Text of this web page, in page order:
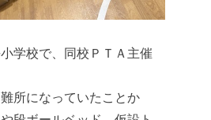
学校で、同校ＰＴＡ主催
所になっていたことか